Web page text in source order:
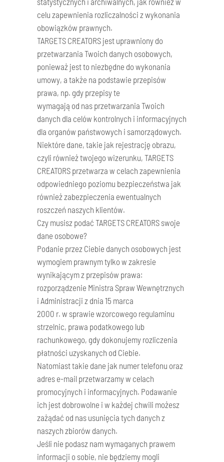
celu zapewnienia rozliczalności z wykonania
obowiązków prawnych.
TARGETS CREATORS jest uprawniony do
przetwarzania Twoich danych osobowych,
ponieważ jest to niezbędne do wykonania
umowy, a także na podstawie przepisów
prawa, np. gdy przepisy te
wymagają od nas przetwarzania Twoich
danych dla celów kontrolnych i informacyjnych
dla organów państwowych i samorządowych.
Niektóre dane, takie jak rejestrację obrazu,
czyli również twojego wizerunku, TARGETS
CREATORS przetwarza w celach zapewnienia
odpowiedniego poziomu bezpieczeństwa jak
również zabezpieczenia ewentualnych
roszczeń naszych klientów.
Czy musisz podać TARGETS CREATORS swoje
dane osobowe?
Podanie przez Ciebie danych osobowych jest
wymogiem prawnym tylko w zakresie
wynikającym z przepisów prawa:
rozporządzenie Ministra Spraw Wewnętrznych
i Administracji z dnia 15 marca
2000 r. w sprawie wzorcowego regulaminu
strzelnic, prawa podatkowego lub
rachunkowego, gdy dokonujemy rozliczenia
płatności uzyskanych od Ciebie.
Natomiast takie dane jak numer telefonu oraz
adres e-mail przetwarzamy w celach
promocyjnych i informacyjnych. Podawanie
ich jest dobrowolne i w każdej chwili możesz
zażądać od nas usunięcia tych danych z
naszych zbiorów danych.
Jeśli nie podasz nam wymaganych prawem
informacji o sobie, nie będziemy mogli